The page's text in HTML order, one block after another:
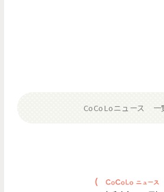
CoCoLoニュース 一